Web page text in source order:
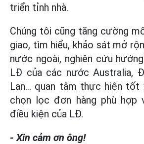
triển tỉnh nhà.
Chúng tôi cũng tăng cường
giao, tìm hiểu, khảo sát mở
nước ngoài, nghiên cứu
LĐ của các nước Australia,
Lan... quan tâm thực hiện tốt
chọn lọc đơn hàng phù hợp
điều kiện của LĐ.
- Xin cảm ơn ông!